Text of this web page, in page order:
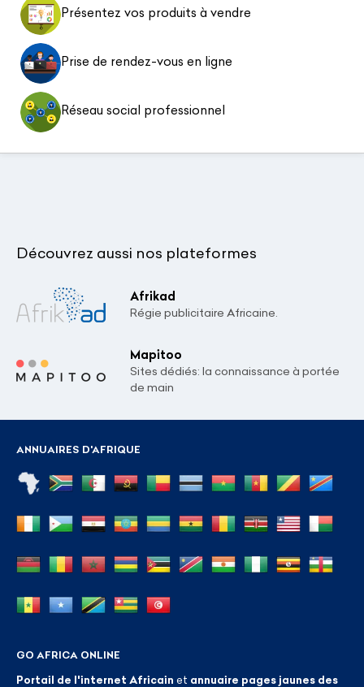
Présentez vos produits à vendre
Prise de rendez-vous en ligne
Réseau social professionnel
Découvrez aussi nos plateformes
Afrikad
Régie publicitaire Africaine.
Mapitoo
Sites dédiés: la connaissance à portée
de main
ANNUAIRES D'AFRIQUE
GO AFRICA ONLINE
Portail de l'internet Africain et annuaire pages jaunes des